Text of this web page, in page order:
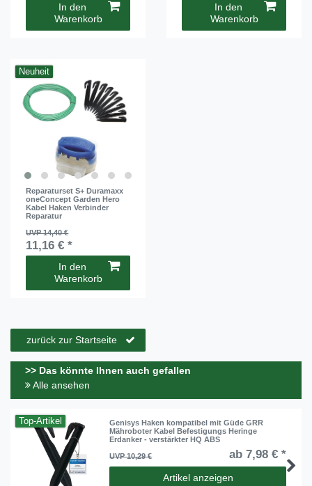
In den
Warenkorb
In den
Warenkorb
Neuheit
Reparaturset S+ Duramaxx
oneConcept Garden Hero
Kabel Haken Verbinder
Reparatur
UVP 14,40 €
11,16 € *
In den
Warenkorb
zurück zur Startseite
>> Das könnte Ihnen auch gefallen
Alle ansehen
Top-Artikel
Genisys Haken kompatibel mit Güde GRR
Mähroboter Kabel Befestigungs Heringe
Erdanker - verstärkter HQ ABS
UVP 10,29 €
ab 7,98 € *
Artikel anzeigen